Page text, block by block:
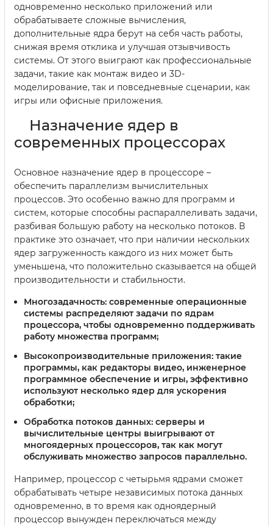
одновременно несколько приложений или
обрабатываете сложные вычисления,
дополнительные ядра берут на себя часть работы,
снижая время отклика и улучшая отзывчивость
системы. От этого выиграют как профессиональные
задачи, такие как монтаж видео и 3D-
моделирование, так и повседневные сценарии, как
игры или офисные приложения.
Назначение ядер в
современных процессорах
Основное назначение ядер в процессоре –
обеспечить параллелизм вычислительных
процессов. Это особенно важно для программ и
систем, которые способны распараллеливать задачи,
разбивая большую работу на несколько потоков. В
практике это означает, что при наличии нескольких
ядер загруженность каждого из них может быть
уменьшена, что положительно сказывается на общей
производительности и стабильности.
Многозадачность: современные операционные
системы распределяют задачи по ядрам
процессора, чтобы одновременно поддерживать
работу множества программ;
Высокопроизводительные приложения: такие
программы, как редакторы видео, инженерное
программное обеспечение и игры, эффективно
используют несколько ядер для ускорения
обработки;
Обработка потоков данных: серверы и
вычислительные центры выигрывают от
многоядерных процессоров, так как могут
обслуживать множество запросов параллельно.
Например, процессор с четырьмя ядрами сможет
обрабатывать четыре независимых потока данных
одновременно, в то время как одноядерный
процессор вынужден переключаться между